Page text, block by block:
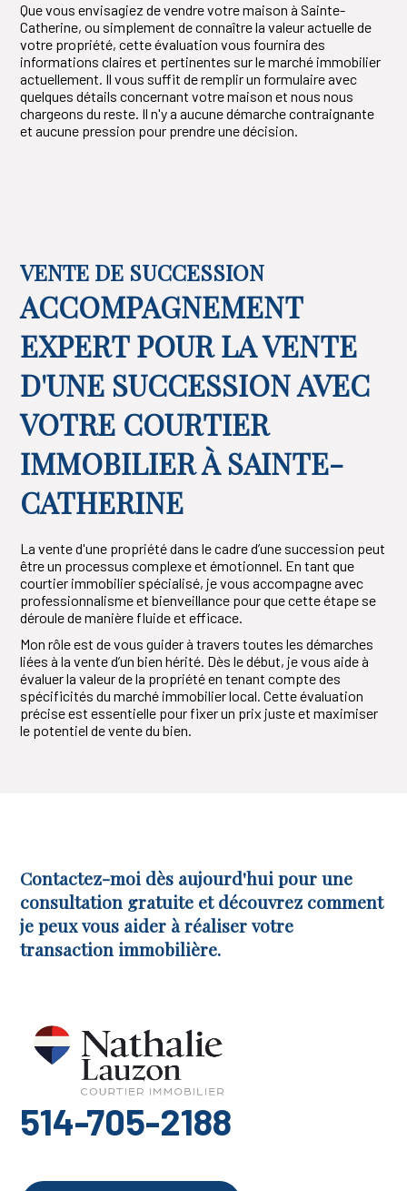
Que vous envisagiez de vendre votre maison à Sainte-
Catherine, ou simplement de connaître la valeur actuelle de
votre propriété, cette évaluation vous fournira des
informations claires et pertinentes sur le marché immobilier
actuellement. Il vous suffit de remplir un formulaire avec
quelques détails concernant votre maison et nous nous
chargeons du reste. Il n'y a aucune démarche contraignante
et aucune pression pour prendre une décision.
VENTE DE SUCCESSION
ACCOMPAGNEMENT
EXPERT POUR LA VENTE
D'UNE SUCCESSION AVEC
VOTRE COURTIER
IMMOBILIER À SAINTE-
CATHERINE
La vente d'une propriété dans le cadre d’une succession peut
être un processus complexe et émotionnel. En tant que
courtier immobilier spécialisé, je vous accompagne avec
professionnalisme et bienveillance pour que cette étape se
déroule de manière fluide et efficace.
Mon rôle est de vous guider à travers toutes les démarches
liées à la vente d’un bien hérité. Dès le début, je vous aide à
évaluer la valeur de la propriété en tenant compte des
spécificités du marché immobilier local. Cette évaluation
précise est essentielle pour fixer un prix juste et maximiser
le potentiel de vente du bien.
Contactez-moi dès aujourd'hui pour une
consultation gratuite et découvrez comment
je peux vous aider à réaliser votre
transaction immobilière.
514-705-2188